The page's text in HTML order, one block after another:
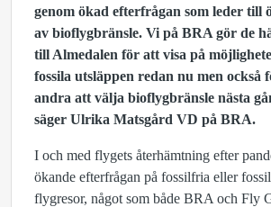
genom ökad efterfrågan som leder till
av bioflygbränsle. Vi på BRA gör de
till Almedalen för att visa på
fossila utsläppen redan nu men också
andra att välja bioflygbränsle nästa
säger Ulrika Matsgård VD på BRA.
I och med flygets återhämtning efter
ökande efterfrågan på fossilfria eller
flygresor, något som både BRA och Fly